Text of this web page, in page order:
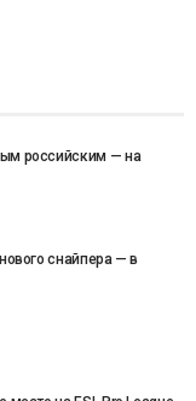
российским — на
снайпера — в